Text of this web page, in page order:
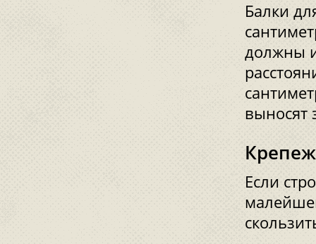
Балки
должны
выносят
Если